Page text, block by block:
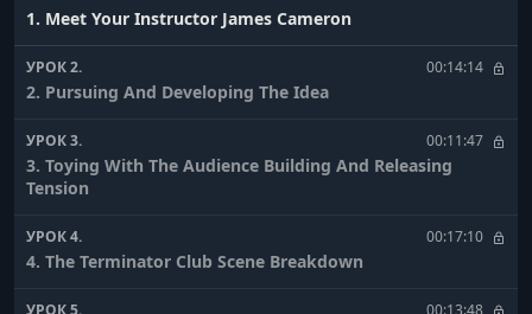
1. Meet Your Instructor James Cameron
УРОК 2. 00:14:14
2. Pursuing And Developing The Idea
УРОК 3. 00:11:47
3. Toying With The Audience Building And Releasing
Tension
УРОК 4. 00:17:10
4. The Terminator Club Scene Breakdown